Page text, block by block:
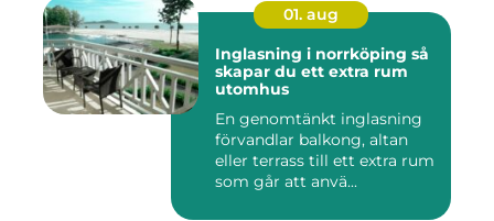
01. aug
Inglasning i norrköping så
skapar du ett extra rum
utomhus
En genomtänkt inglasning
förvandlar balkong, altan
eller terrass till ett extra rum
som går att anvä...